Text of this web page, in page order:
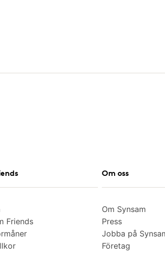
Friends
Om oss
Om Synsam
Press
Jobba på
Företag